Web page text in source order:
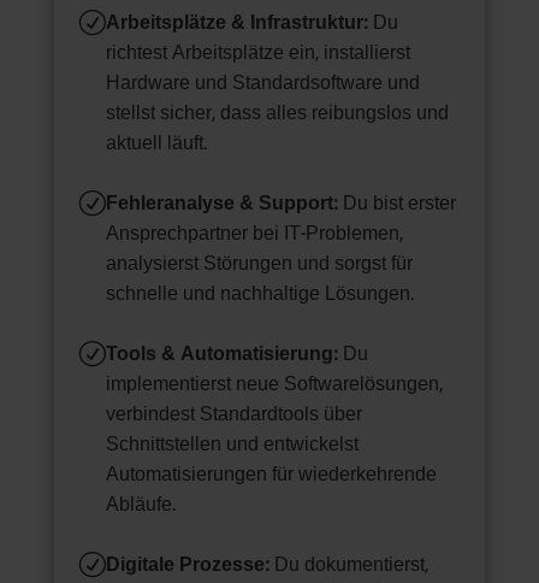
RArbeitsplätze & Infrastruktur:Du
richtest Arbeitsplätze ein, installierst
Hardware und Standardsoftware und
stellst sicher, dass alles reibungslos und
aktuell läuft.
RFehleranalyse & Support:Du bist erster
Ansprechpartner bei IT-Problemen,
analysierst Störungen und sorgst für
schnelle und nachhaltige Lösungen.
RTools & Automatisierung:Du
implementierst neue Softwarelösungen,
verbindest Standardtools über
Schnittstellen und entwickelst
Automatisierungen für wiederkehrende
Abläufe.
RDigitale Prozesse:Du dokumentierst,